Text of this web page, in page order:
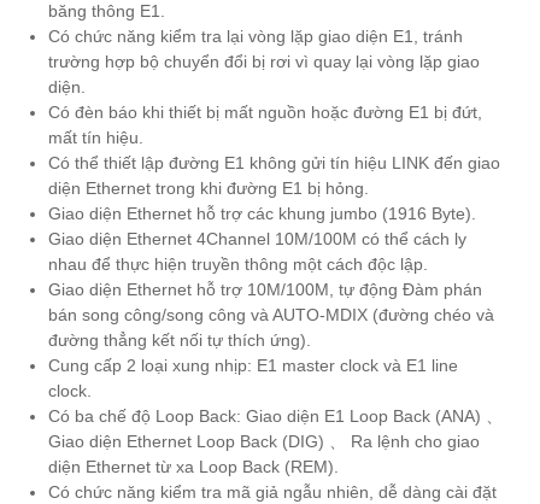
băng thông E1.
Có chức năng kiểm tra lại vòng lặp giao diện E1, tránh
trường hợp bộ chuyển đổi bị rơi vì quay lại vòng lặp giao
diện.
Có đèn báo khi thiết bị mất nguồn hoặc đường E1 bị đứt,
mất tín hiệu.
Có thể thiết lập đường E1 không gửi tín hiệu LINK đến giao
diện Ethernet trong khi đường E1 bị hỏng.
Giao diện Ethernet hỗ trợ các khung jumbo (1916 Byte).
Giao diện Ethernet 4Channel 10M/100M có thể cách ly
nhau để thực hiện truyền thông một cách độc lập.
Giao diện Ethernet hỗ trợ 10M/100M, tự động Đàm phán
bán song công/song công và AUTO-MDIX (đường chéo và
đường thẳng kết nối tự thích ứng).
Cung cấp 2 loại xung nhịp: E1 master clock và E1 line
clock.
Có ba chế độ Loop Back: Giao diện E1 Loop Back (ANA) 、
Giao diện Ethernet Loop Back (DIG) 、 Ra lệnh cho giao
diện Ethernet từ xa Loop Back (REM).
Có chức năng kiểm tra mã giả ngẫu nhiên, dễ dàng cài đặt